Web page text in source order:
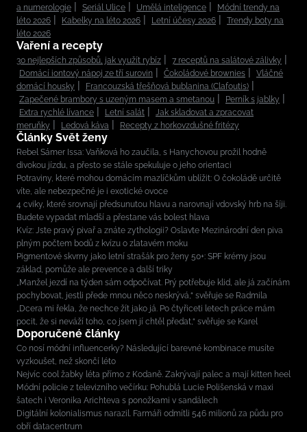
a numerologie
Seriál Ulice Umělá inteligence
Módní trendy na
léto 2026
Kabelky na léto 2026 Letní účesy 2026
Trendy boty na
léto 2026
Vaření a recepty
30 nejlepších způsobů, jak využít rybíz
7 receptů na salátové zálivky
Domácí iontový nápoj ze tří surovin
Čokoládové brownies
Vláčné
domácí housky
Francouzská třešňová bublanina (Clafoutis)
Zapečené brambory s uzeným masem a smetanou
Perník s jablky
Extra rychlé lívance
Letní salát
Jak skladovat a zpracovat
meruňky
Ledová káva Recepty z horkovzdušné fritézy
Články Svět ženy
Rebel Sámer Issa: Vaňková ho zaučila, s Hanychovou prožil hodně
divokou jízdu, a přesto se stále spekuluje o jeho orientaci
Potraviny, které mohou domácím mazlíčkům ublížit: O čokoládě určitě
víte, ale nebezpečné je i exotické ovoce
4 cviky, které srovnají předsunutou hlavu a narovnají vdovský hrb na šíji.
Budete vypadat mladší a přestane vás bolest hlava
Kvíz: Jste pravý pivař a znáte zythologii? Oslavte Mezinárodní den piva
plným počtem bodů z kvízu o zlatavém moku
Pigmentové skvrny jako letní strašák pro ženy 50+: SPF krémy jsou
základ, pomůže ale prevence a další triky
„Manžel jezdí na týden sám odpočívat. Prý potřebuje klid, ale já začínám
pochybovat, jestli přede mnou něco neskrývá,“ svěřuje se Radmila
„Dcera mi řekla, že nechce žít jako já. Po čtyřiceti letech práce mám
pocit, že si neváží toho, co jsem jí chtěl předat,“ svěřuje se Karel
Doporučené články
Co nosí módní influencerky? Následující barevné kombinace musíte
vyzkoušet, než skončí léto
Nejvíc cool žabky léta přímo z Kodaně. Zakrývají palec a mají kitten heel
Módní policie z televizního večírku: Pohublá Lucie Polišenská v maxi
šatech i Veronika Arichteva s ponožkami v sandálech
Digitální kolonialismus narazil. Farmáři odmítli 546 milionů za půdu pro
obří datacentrum